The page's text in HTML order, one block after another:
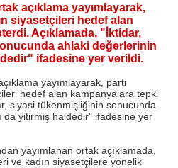
açıklama yayımlayarak,
siyasetçileri hedef alan
Açıklamada, "İktidar,
ahlaki değerlerinin
ifadesine yer verildi.
yayımlayarak, parti
hedef alan kampanyalara tepki
siyasi tükenmişliğinin sonucunda
da yitirmiş haldedir" ifadesine yer
yayımlanan ortak açıklamada,
ve kadın siyasetçilere yönelik